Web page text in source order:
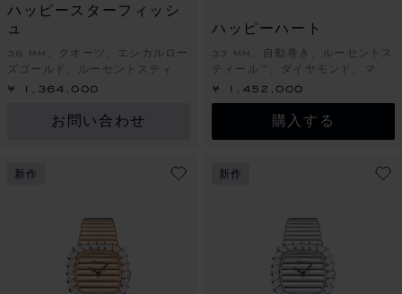
ハッピースターフィッシ
ュ
36 MM、クオーツ、エシカルロー
ズゴールド、ルーセントスティー
ル™、ダイヤモンド
¥ 1,364,000
お問い合わせ
ハッピーハート
33 MM、自動巻き、ルーセントス
ティール™、ダイヤモンド、マザ
ーオブパール
¥ 1,452,000
購入する
新作 新作